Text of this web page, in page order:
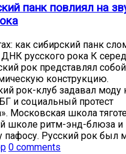
панк повлиял на
как сибирский панк
ДНК русского рока К
рок представлял
конструкцию.
рок-клуб задавал моду
и социальный протест
Московская школа
школе ритм-энд-блюза и
пафосу. Русский рок был
0 comments